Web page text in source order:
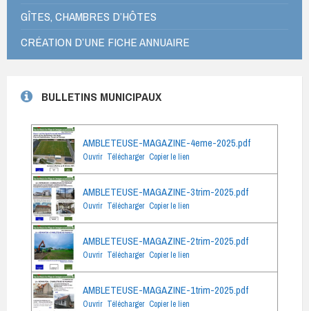
GÎTES, CHAMBRES D’HÔTES
CRÉATION D’UNE FICHE ANNUAIRE
BULLETINS MUNICIPAUX
AMBLETEUSE-MAGAZINE-4eme-2025.pdf
Ouvrir Télécharger Copier le lien
AMBLETEUSE-MAGAZINE-3trim-2025.pdf
Ouvrir Télécharger Copier le lien
AMBLETEUSE-MAGAZINE-2trim-2025.pdf
Ouvrir Télécharger Copier le lien
AMBLETEUSE-MAGAZINE-1trim-2025.pdf
Ouvrir Télécharger Copier le lien